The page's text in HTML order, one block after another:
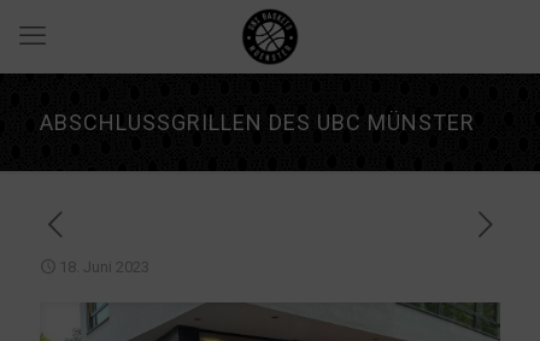
ABSCHLUSSGRILLEN DES UBC MÜNSTER
18. Juni 2023